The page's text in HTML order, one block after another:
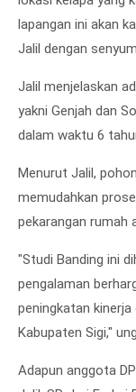
lapangan ini akan
Jalil dengan
Jalil menjelaskan
yakni Genjah dan
dalam waktu 6
Menurut Jalil,
memudahkan
pekarangan rumah
"Studi Banding ini
pengalaman
peningkatan
Kabupaten Sigi,"
Adapun anggota